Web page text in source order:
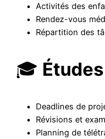
Activités des
Rendez-vous
Répartition des
🎓
Deadlines de
Révisions et
Planning de